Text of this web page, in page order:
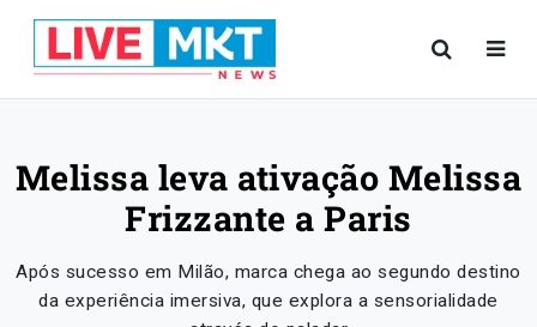
Melissa leva ativação Melissa
Frizzante a Paris
Após sucesso em Milão, marca chega ao segundo destino
da experiência imersiva, que explora a sensorialidade